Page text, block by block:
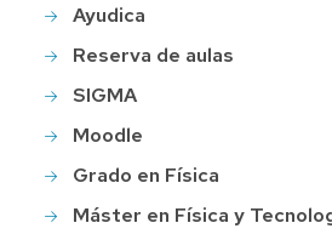
Ayudica
Reserva de aulas
SIGMA
Moodle
Grado en Física
Máster en Física y